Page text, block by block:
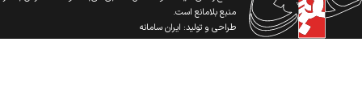
منبع بلامانع است.
طراحی و تولید:ایران سامانه